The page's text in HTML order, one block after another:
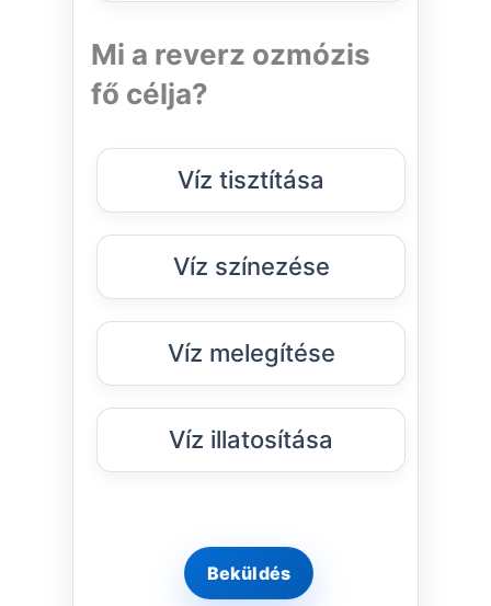
Mi a reverz ozmózis
fő célja?
Víz tisztítása
Víz színezése
Víz melegítése
Víz illatosítása